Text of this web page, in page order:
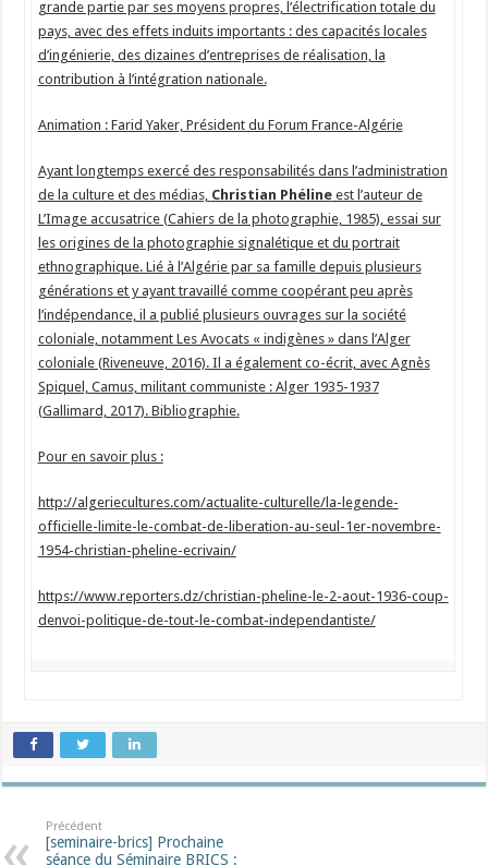
grande partie par ses moyens propres, l’électrification totale du
pays, avec des effets induits importants : des capacités locales
d’ingénierie, des dizaines d’entreprises de réalisation, la
contribution à l’intégration nationale.
Animation : Farid Yaker, Président du Forum France-Algérie
Ayant longtemps exercé des responsabilités dans l’administration
de la culture et des médias, Christian Phélineest l’auteur de
L’Image accusatrice (Cahiers de la photographie, 1985), essai sur
les origines de la photographie signalétique et du portrait
ethnographique. Lié à l’Algérie par sa famille depuis plusieurs
générations et y ayant travaillé comme coopérant peu après
l’indépendance, il a publié plusieurs ouvrages sur la société
coloniale, notamment Les Avocats « indigènes » dans l’Alger
coloniale (Riveneuve, 2016). Il a également co-écrit, avec Agnès
Spiquel, Camus, militant communiste : Alger 1935-1937
(Gallimard, 2017). Bibliographie.
Pour en savoir plus :
http://algeriecultures.com/actualite-culturelle/la-legende-
officielle-limite-le-combat-de-liberation-au-seul-1er-novembre-
1954-christian-pheline-ecrivain/
https://www.reporters.dz/christian-pheline-le-2-aout-1936-coup-
denvoi-politique-de-tout-le-combat-independantiste/
Précédent
[seminaire-brics] Prochaine
séance du Séminaire BRICS :